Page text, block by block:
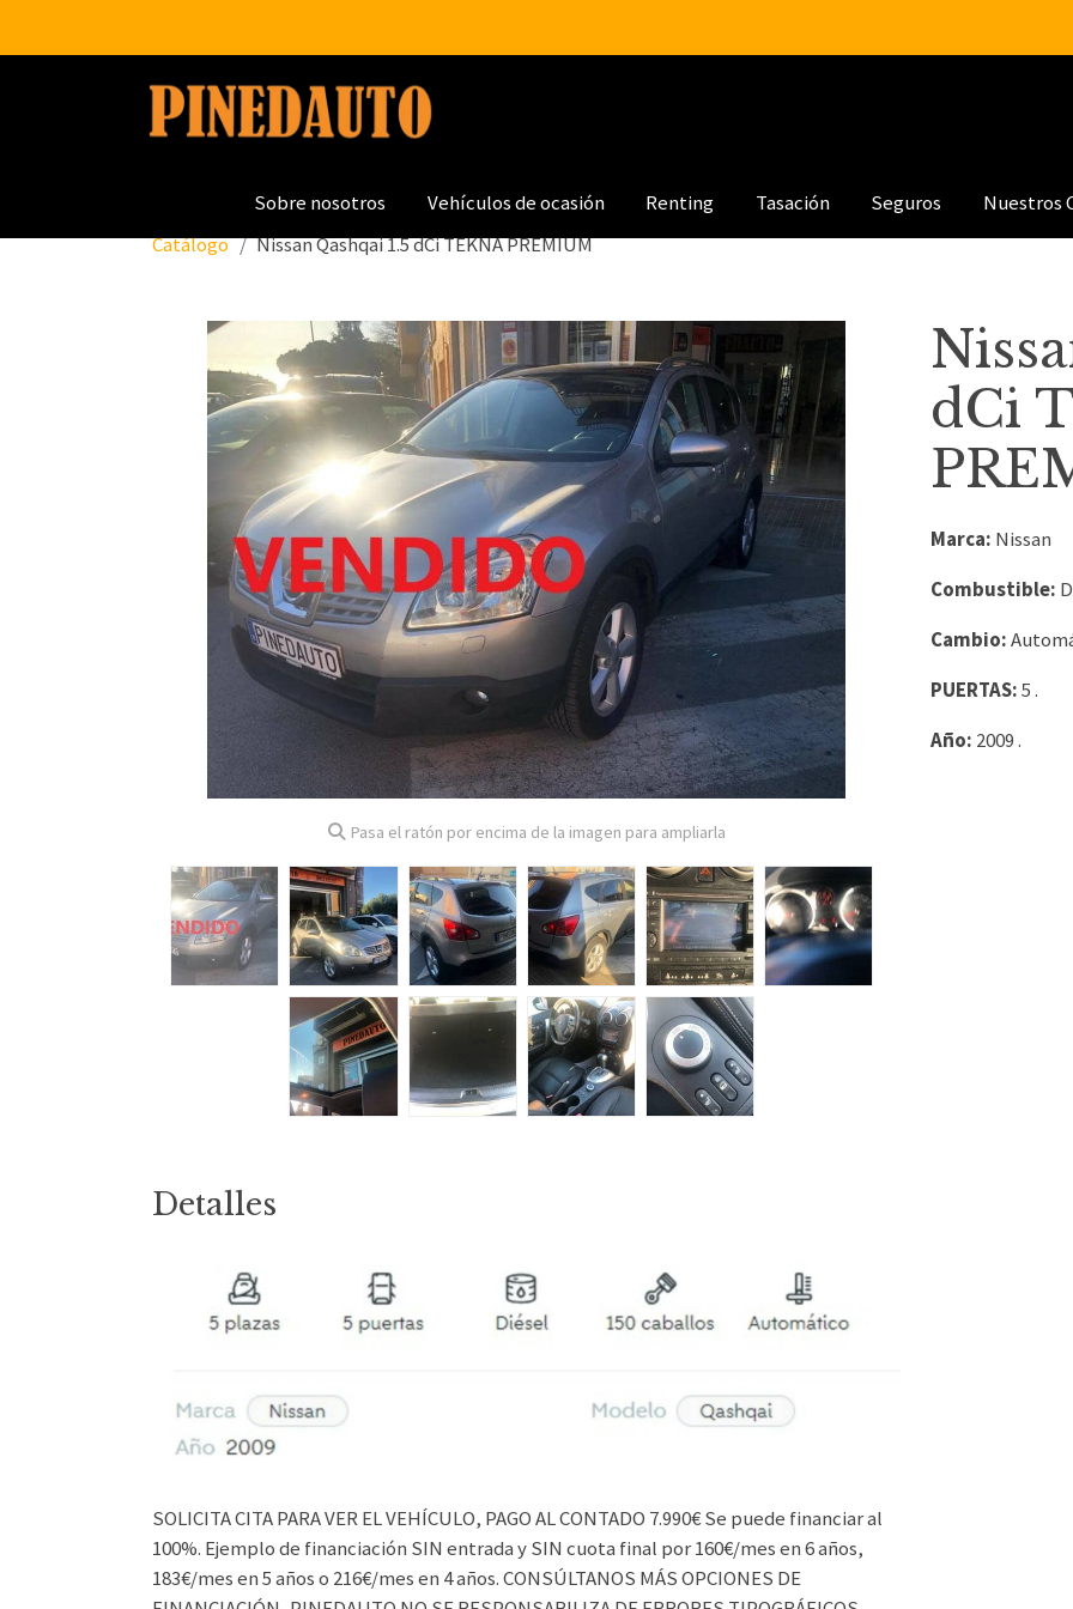
Sobre nosotros Vehículos de ocasión Renting Tasación Seguros Nuestros
Catálogo
Nissan Qashqai 1.5 dCi TEKNA PREMIUM
Pasa el ratón por encima de la imagen para ampliarla
Detalles
SOLICITA CITA PARA VER EL VEHÍCULO, PAGO AL CONTADO 7.990€ Se puede financiar al
100%. Ejemplo de financiación SIN entrada y SIN cuota final por 160€/mes en 6 años,
183€/mes en 5 años o 216€/mes en 4 años. CONSÚLTANOS MÁS OPCIONES DE
dCi
Marca: Nissan
Combustible:
Cambio:
PUERTAS: 5.
Año: 2009.